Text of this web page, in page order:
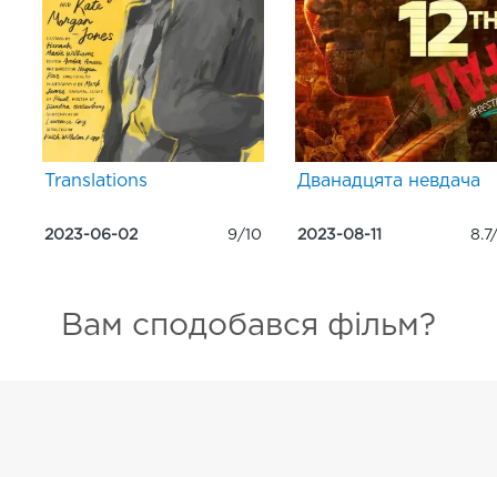
Translations
2023-06-02 9/10
Дванадцята невдача
2023-08-11
Вам сподобався фільм?